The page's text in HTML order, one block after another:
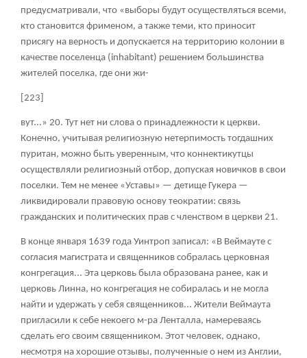
предусматривали, что «выборы будут осуществляться всеми,
кто становится фрименом, а также теми, кто приносит
присягу на верность и допускается на территорию колонии в
качестве поселенца (inhabitant) решением большинства
жителей поселка, где они жи-
[223]
вут...» 20. Тут нет ни слова о принадлежности к церкви.
Конечно, учитывая религиозную нетерпимость тогдашних
пуритан, можно быть уверенным, что коннектикутцы
осуществляли религиозный отбор, допуская новичков в свои
поселки. Тем не менее «Уставы» — детище Гукера —
ликвидировали правовую основу теократии: связь
гражданских и политических прав с членством в церкви 21.
В конце января 1639 года Уинтроп записал: «В Веймауте с
согласия магистрата и священников собралась церковная
конгрегация... Эта церковь была образована ранее, как и
церковь Линна, но конгрегация не собиралась и не могла
найти и удержать у себя священников... Жители Веймаута
пригласили к себе некоего м-ра Ленталла, намереваясь
сделать его своим священником. Этот человек, однако,
несмотря на хорошие отзывы, полученные о нем из Англии,